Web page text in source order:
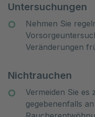
Untersuchungen
Nehmen Sie
Veränderungen
Nichtrauchen
Vermeiden Sie es
gegebenenfalls